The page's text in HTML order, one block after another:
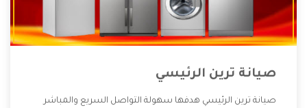
صيانة ترين الرئيسي
صيانة ترين الرئيسي هدفها سهولة التواصل السريع والمباشر